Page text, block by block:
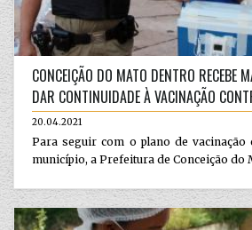
CONCEIÇÃO DO MATO DENTRO RECEBE
DAR CONTINUIDADE À VACINAÇÃO
20.04.2021
Para seguir com o plano de vacinação
município, a Prefeitura de Conceição do